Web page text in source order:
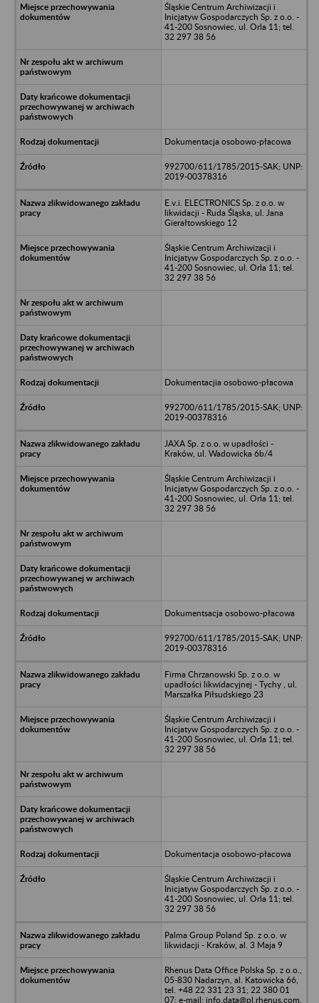
Śląskie Centrum Archiwizacji i
Inicjatyw Gospodarczych Sp. z o.o. -
41-200 Sosnowiec, ul. Orla 11; tel.
32 297 38 56
Dokumentacja osobowo-płacowa
992700/611/1785/2015-SAK; UNP:
2019-00378316
E.v.i. ELECTRONICS Sp. z o.o. w
likwidacji - Ruda Śląska, ul. Jana
Gierałtowskiego 12
Śląskie Centrum Archiwizacji i
Inicjatyw Gospodarczych Sp. z o.o. -
41-200 Sosnowiec, ul. Orla 11; tel.
32 297 38 56
Dokumentacjia osobowo-płacowa
992700/611/1785/2015-SAK; UNP:
2019-00378316
JAXA Sp. z o.o. w upadłości -
Kraków, ul. Wadowicka 6b/4
Śląskie Centrum Archiwizacji i
Inicjatyw Gospodarczych Sp. z o.o. -
41-200 Sosnowiec, ul. Orla 11; tel.
32 297 38 56
Dokumentsacja osobowo-płacowa
992700/611/1785/2015-SAK; UNP:
2019-00378316
Firma Chrzanowski Sp. z o.o. w
upadłości likwidacyjnej - Tychy , ul.
Marszałka Piłsudskiego 23
Śląskie Centrum Archiwizacji i
Inicjatyw Gospodarczych Sp. z o.o. -
41-200 Sosnowiec, ul. Orla 11; tel.
32 297 38 56
Dokumentacja osobowo-płacowa
Śląskie Centrum Archiwizacji i
Inicjatyw Gospodarczych Sp. z o.o. -
41-200 Sosnowiec, ul. Orla 11; tel.
32 297 38 56
Palma Group Poland Sp. z o.o. w
likwidacji - Kraków, al. 3 Maja 9
Rhenus Data Office Polska Sp. z o.o.,
05-830 Nadarzyn, al. Katowicka 66,
tel. +48 22 331 23 31; 22 380 01
07; e-mail: info.data@pl.rhenus.com,